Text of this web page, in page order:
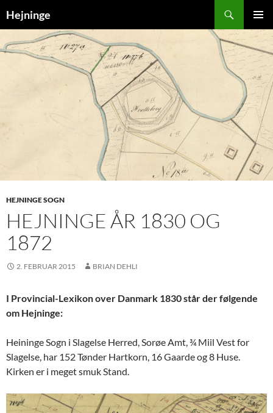
Hejninge
MENU
INDHOLD
HEJNINGE SOGN
HEJNINGE ÅR 1830 OG
1872
2. FEBRUAR 2015 BRIAN DEHLI
I Provincial-Lexikon over Danmark 1830 står der følgende
om Hejninge:
Heininge Sogn i Slagelse Herred, Sorøe Amt, ¾ Miil Vest for
Slagelse, har 152 Tønder Hartkorn, 16 Gaarde og 8 Huse.
Kirken er i meget smuk Stand.